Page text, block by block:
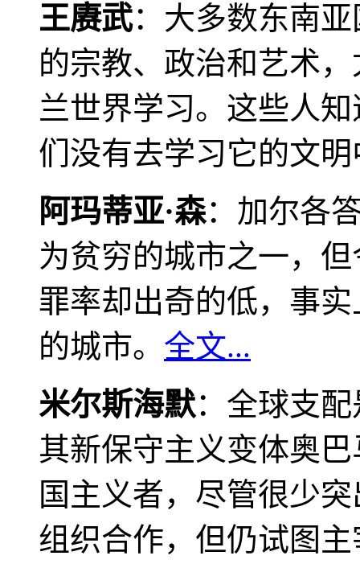
王赓武：大多数东南
的宗教、政治和艺术
兰世界学习。这些人
们没有去学习它的文
阿玛蒂亚·森：加尔各
为贫穷的城市之一，
罪率却出奇的低，事
的城市。 全文...
米尔斯海默：全球支
其新保守主义变体奥
国主义者，尽管很少
组织合作，但仍试图